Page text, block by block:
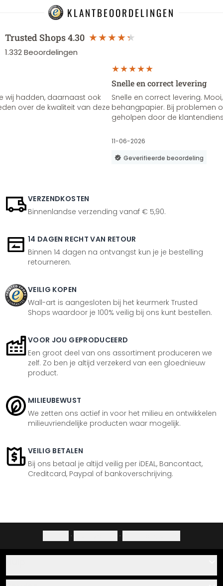
KLANTBEOORDELINGEN
Trusted Shops4.30
1.332Beoordelingen
wij hadden, daarnaast ook
over de kwaliteit van deze
Snelle en correct levering
Snelle en correct levering.
behangpapier. Bij problemen
geholpen door de
11-06-2026
Geverifieerde beoordeling
VERZENDKOSTEN
Binnenlandse verzending vanaf € 5,90.
14 DAGEN RECHT VAN RETOUR
Binnen 14 dagen na ontvangst kun je je bestelling
retourneren.
VEILIG KOPEN
Wall-art is aangesloten bij het keurmerk Trusted
Shops waardoor je 100% veilig bij ons kunt bestellen.
VOOR JOU GEPRODUCEERD
Een groot deel van ons assortiment produceren we
zelf. Zo ben je altijd verzekerd van een gloednieuw
product.
MILIEUBEWUST
We zetten ons actief in voor het milieu en ontwikkelen
milieuvriendelijke producten waar mogelijk.
VEILIG BETALEN
Bij ons betaal je altijd veilig per iDEAL, Bancontact,
Creditcard, Paypal of bankoverschrijving.
· ·